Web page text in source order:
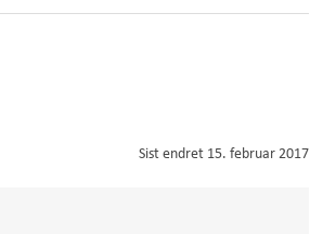
Sist endret 15. februar 2017